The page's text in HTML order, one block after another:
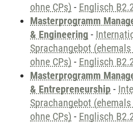
ohne CPs) - Englisch
Masterprogramm
& Engineering -
Sprachangebot
ohne CPs) - Englisch
Masterprogramm
& Entrepreneurship -
Sprachangebot
ohne CPs) - Englisch